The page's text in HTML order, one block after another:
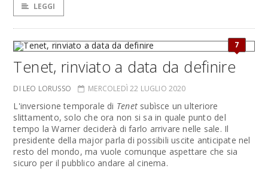
LEGGI
7
Tenet, rinviato a data da definire
DI LEO LORUSSO MERCOLEDÌ 22 LUGLIO 2020
L'inversione temporale di Tenetsubìsce un ulteriore
slittamento, solo che ora non si sa in quale punto del
tempo la Warner deciderà di farlo arrivare nelle sale. Il
presidente della major parla di possibili uscite anticipate nel
resto del mondo, ma vuole comunque aspettare che sia
sicuro per il pubblico andare al cinema.